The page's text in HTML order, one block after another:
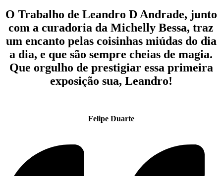
O Trabalho de Leandro D Andrade, junto
com a curadoria da Michelly Bessa, traz
um encanto pelas coisinhas miúdas do dia
a dia, e que são sempre cheias de magia.
Que orgulho de prestigiar essa primeira
exposição sua, Leandro!
Felipe Duarte